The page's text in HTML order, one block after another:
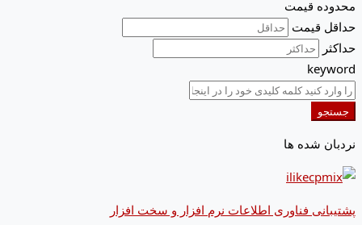
محدوده قیمت
حداقل قیمت
حداکثر
keyword
جستجو
نردبان شده ها
پشتیبانی فناوری اطلاعات نرم افزار و سخت افزار